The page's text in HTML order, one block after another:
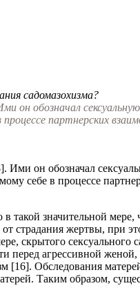
садомазохизма?
он обозначал
процессе партнерских
Ими он обозначал
себе в процессе
такой значительной
страдания жертвы, при
скрытого
перед агрессивной
[16]. Обследования
Таким образом,